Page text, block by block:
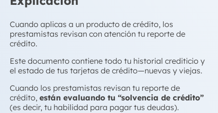
Cuando aplicas a un producto de crédito, los
prestamistas revisan con atención tu reporte de
crédito.
Este documento contiene todo tu historial crediticio y
el estado de tus tarjetas de crédito—nuevas y viejas.
Cuando los prestamistas revisan tu reporte de
crédito, están evaluando tu “solvencia de crédito”
(es decir, tu habilidad para pagar tus deudas).